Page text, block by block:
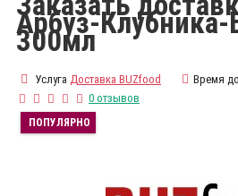
Арбуз-Клубника-
300мл
Услуга Доставка BUZfood Время
0 отзывов
ПОПУЛЯРНО